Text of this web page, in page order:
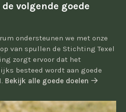
volgende goede
ondersteunen we met onze
van spullen de Stichting Texel
zorgt ervoor dat het
besteed wordt aan goede
Bekijk alle goede doelen